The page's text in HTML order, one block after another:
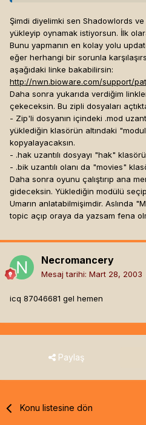
Şimdi diyelimki sen Shadowlords
yükleyip oynamak istiyorsun. İlk
Bunu yapmanın en kolay yolu
eğer herhangi bir sorunla
aşağıdaki linke bakabilirsin:
http://nwn.bioware.com/support/
Daha sonra yukarıda verdiğim
çekeceksin. Bu zipli dosyaları
- Zip'li dosyanın içindeki .mod
yüklediğin klasörün altındaki
kopyalayacaksın.
- .hak uzantılı dosyayı "hak"
- .bik uzantılı olanı da "movies"
Daha sonra oyunu çalıştırıp ana
gideceksin. Yüklediğin modülü
Umarın anlatabilmişimdir. Aslında
topic açıp oraya da yazsam fena
Necromancery
Mesaj tarihi: Mart 28, 2003
icq 87046681 gel hemen
Paylaş
Konu listesine dön